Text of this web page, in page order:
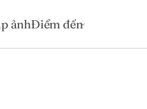
ảnhĐiểm đến